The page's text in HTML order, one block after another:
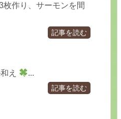
作り、サーモンを間
記事を読む
え ...
記事を読む